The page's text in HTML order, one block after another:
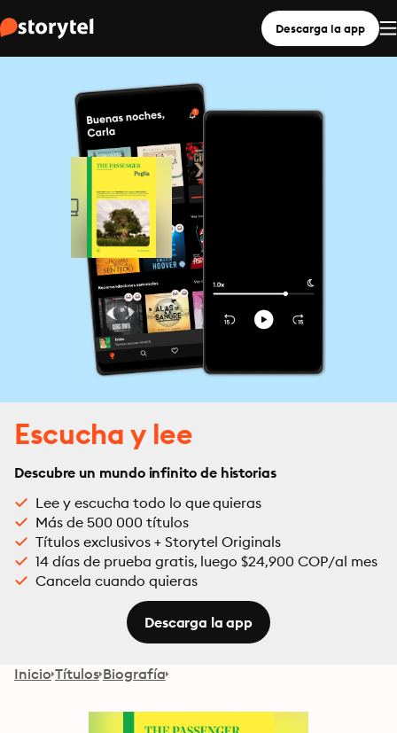
Descarga la app
Escucha y lee
Descubre un mundo infinito de historias
Lee y escucha todo lo que quieras
Más de 500 000 títulos
Títulos exclusivos + Storytel Originals
14 días de prueba gratis, luego $24,900 COP/al mes
Cancela cuando quieras
Descarga la app
Inicio Títulos Biografía